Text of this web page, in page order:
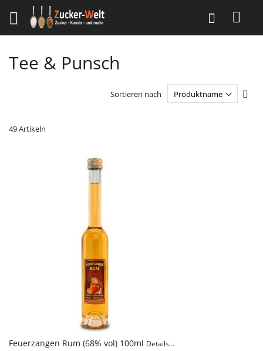
zum
Inhalt
Suche
Tee & Punsch
49Artikeln
Sortieren nach
Feuerzangen Rum (68% vol) 100ml Details...